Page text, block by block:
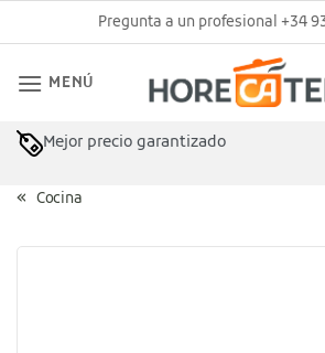
al
Pregunta a un profesional +34
MENÚ
Mejor precio garantizado
Cocina